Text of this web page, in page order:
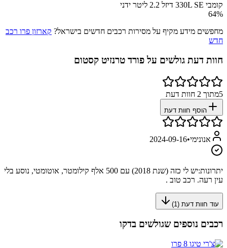
קומבי 330L SE דיזל 2.2 ליטר ידני
64%
מחפשים מידע מקיף על מסירות רכבים חדשים בישראל? קארזון פרו רכב
חדש
חוות דעת גולשים על פורד טרנזיט קסטום
5מתוך 2 חוות דעת
הוסף חוות דעת
אנונימי•
2024-09-16
יתרונות:
יש לי כזה (שנת 2018) עם 500 אלף קילומטר, אוטומטי, נוסע בלי
עין רעה. רכב טוב .
עוד חוות דעת (1
)
רכבים נוספים שגולשים בדקו